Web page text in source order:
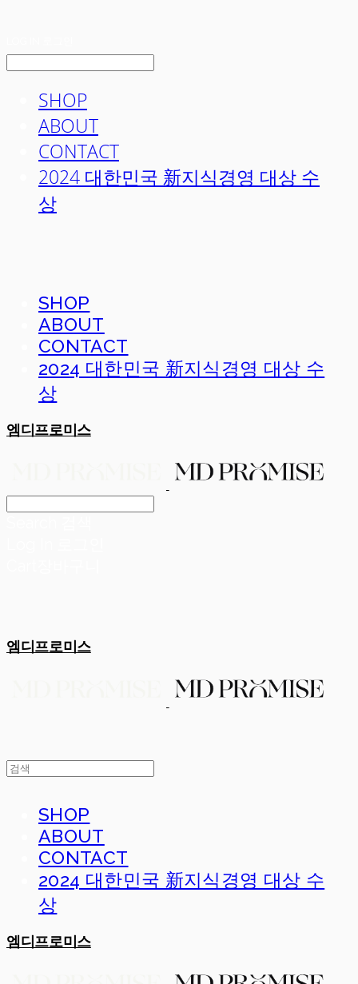
SHOP
ABOUT
CONTACT
2024 대한민국 新지식경영 대상 수
상
SHOP
ABOUT
CONTACT
2024 대한민국 新지식경영 대상 수
상
엠디프로미스
엠디프로미스
SHOP
ABOUT
CONTACT
2024 대한민국 新지식경영 대상 수
상
엠디프로미스